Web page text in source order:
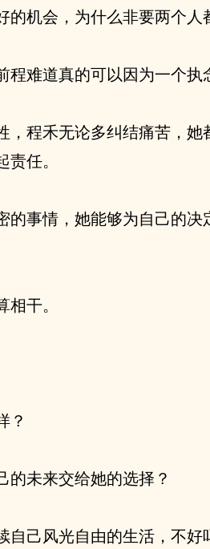
的机会，为什么非要两个人
程难道真的可以因为一个执
，程禾无论多纠结痛苦，她
任。
的事情，她能够为自己的决
干。
？
的未来交给她的选择？
自己风光自由的生活，不好